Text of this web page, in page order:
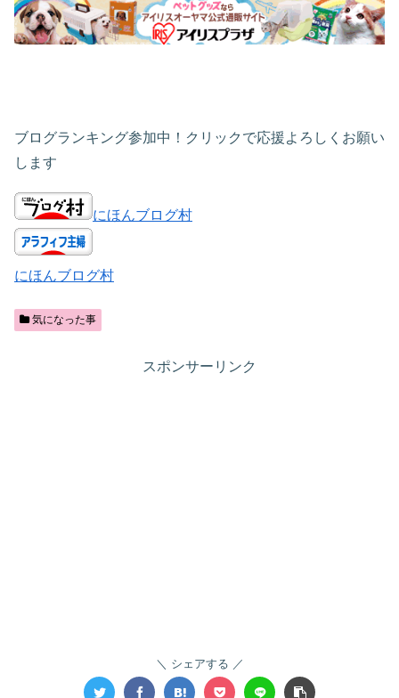
ブログランキング参加中！クリックで応援よろしくお願い
します
にほんブログ村
にほんブログ村
気になった事
スポンサーリンク
シェアする